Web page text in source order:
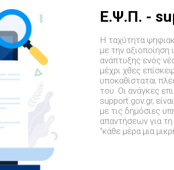
E.Ψ.Π. -
Η ταχύτητα
με την
ανάπτυξης ενός
μέχρι χθες
υποκαθίσταται
του. Οι ανάγκες
support.gov.gr,
με τις δημόσιες
απαντήσεων για
“κάθε μέρα μια